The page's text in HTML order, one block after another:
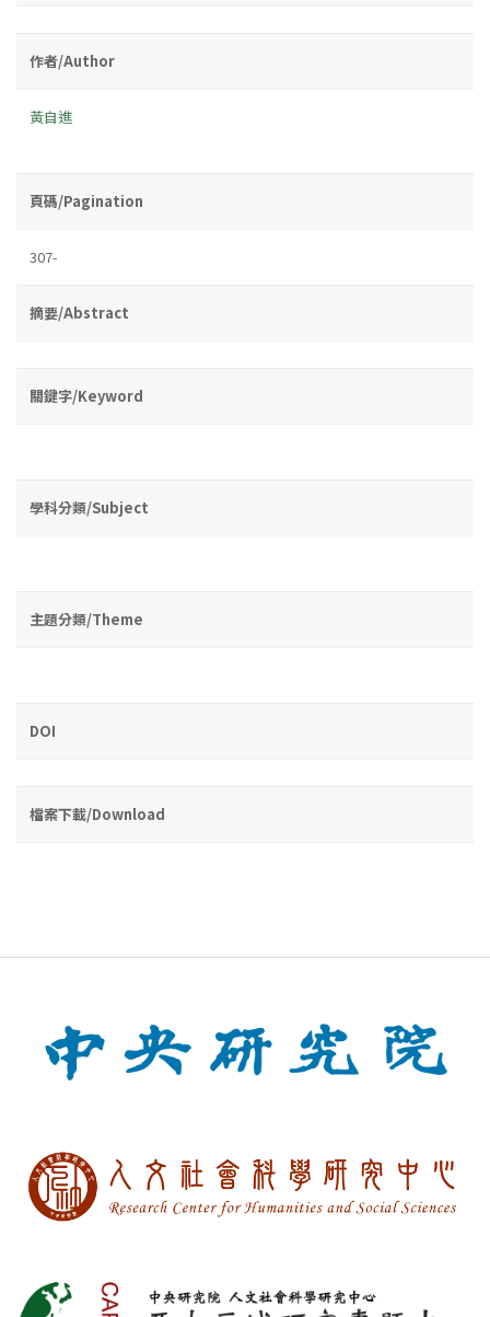
作者/Author
黃自進
頁碼/Pagination
307-
摘要/Abstract
關鍵字/Keyword
學科分類/Subject
主題分類/Theme
DOI
檔案下載/Download